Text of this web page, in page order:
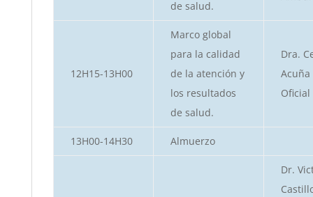
de salud.
12H15-13H00
Marco global
para la calidad
de la atención y
los resultados
de salud.
Dra.
Acuña
Oficial
13H00-14H30 Almuerzo
Dr.